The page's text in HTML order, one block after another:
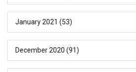
January 2021 (53)
December 2020 (91)